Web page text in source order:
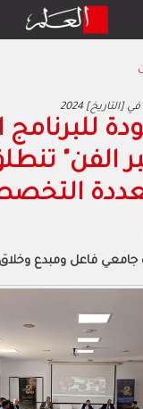
للبرنامج
الفن"
فاعل ومبدع وخلاق